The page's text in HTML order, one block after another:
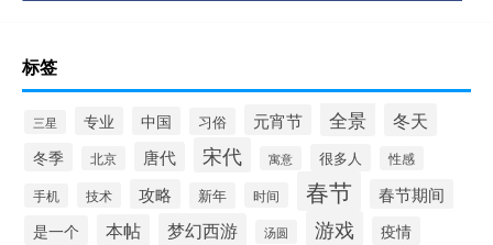
标签
三星 专业 中国 习俗 元宵节 全景 冬天
冬季 北京 唐代 宋代 寓意 很多人 性感
手机 技术 攻略 新年 时间 春节
春节期间
是一个
本帖 梦幻西游 汤圆 游戏 疫情